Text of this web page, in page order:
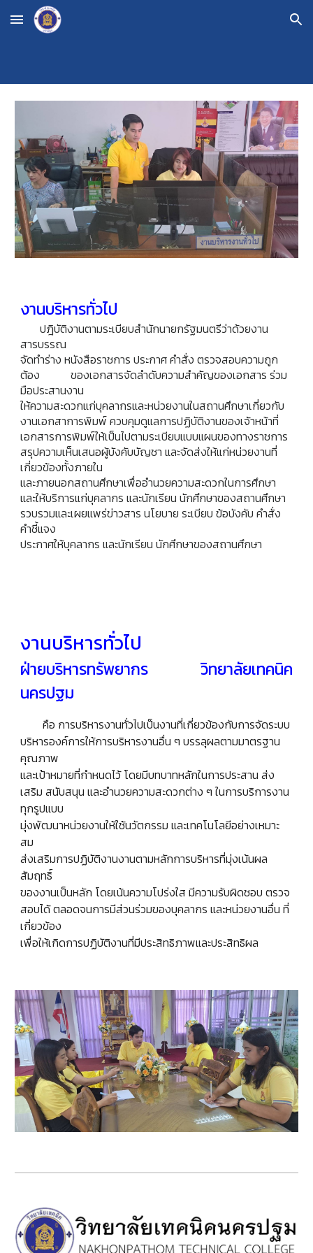
Skip to main content Skip to navigation
งานบริหารทั่วไป
ปฎิบัติงานตามระเบียบสำนักนายกรัฐมนตรีว่าด้วยงาน
สารบรรณ
จัดทำร่าง หนังสือราชการ ประกาศ คำสั่ง ตรวจสอบความถูก
ต้อง ของเอกสารจัดลำดับความสำคัญของเอกสาร ร่วม
มือประสานงาน
ให้ความสะดวกแก่บุคลากรและหน่วยงานในสถานศึกษาเกี่ยวกับ
งานเอกสาการพิมพ์ ควบคุมดูแลการปฏิบัติงานของเจ้าหน้าที่
เอกสารการพิมพ์ให้เป็นไปตามระเบียบแบบแผนของทางราชการ
สรุปความเห็นเสนอผู้บังคับบัญชา และจัดส่งให้แก่หน่วยงานที่
เกี่ยวข้องทั้งภายใน
และภายนอกสถานศึกษาเพื่ออำนวยความสะดวกในการศึกษา
และให้บริการแก่บุคลากร และนักเรียน นักศึกษาของสถานศึกษา
รวบรวมและเผยแพร่ข่าวสาร นโยบาย ระเบียบ ข้อบังคับ คำสั่ง
คำชี้แจง
ประกาศให้บุคลากร และนักเรียน นักศึกษาของสถานศึกษา
งานบริหารทั่วไป
ฝ่ายบริหารทรัพยากร วิทยาลัยเทคนิค
นครปฐม
คือ การบริหารงานทั่วไปเป็นงานที่เกี่ยวข้องกับการจัดระบบ
บริหารองค์การให้การบริหารงานอื่น ๆ บรรลุผลตามมาตรฐาน
คุณภาพ
และเป้าหมายที่กำหนดไว้ โดยมีบทบาทหลักในการประสาน ส่ง
เสริม สนับสนุน และอำนวยความสะดวกต่าง ๆ ในการบริการงาน
ทุกรูปแบบ
มุ่งพัฒนาหน่วยงานให้ใช้นวัตกรรม และเทคโนโลยีอย่างเหมาะ
สม
ส่งเสริมการปฏิบัติงานงานตามหลักการบริหารที่มุ่งเน้นผล
สัมฤทธิ์
ของงานเป็นหลัก โดยเน้นความโปร่งใส มีความรับผิดชอบ ตรวจ
สอบได้ ตลอดจนการมีส่วนร่วมของบุคลากร และหน่วยงานอื่น ที่
เกี่ยวข้อง
เพื่อให้เกิดการปฏิบัติงานที่มีประสิทธิภาพและประสิทธิผล